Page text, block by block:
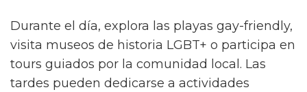
Durante el día, explora las playas gay-friendly,
visita museos de historia LGBT+ o participa en
tours guiados por la comunidad local. Las
tardes pueden dedicarse a actividades